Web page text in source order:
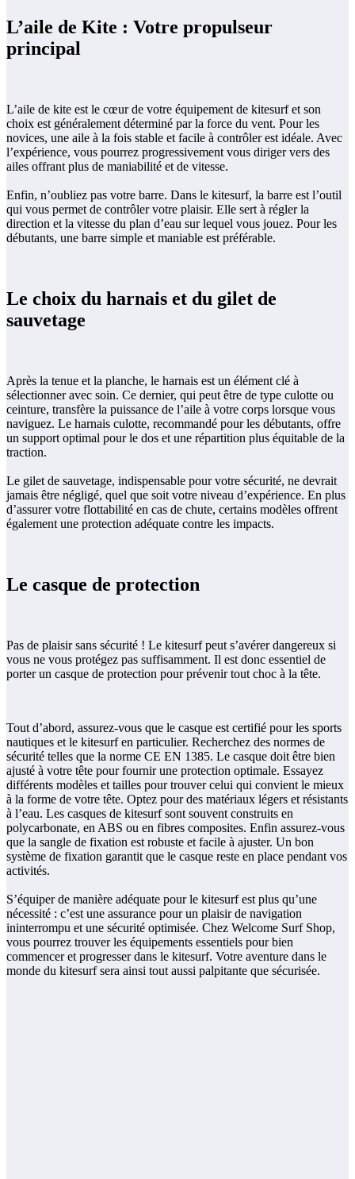
L’aile de Kite : Votre propulseur
principal
L’aile de kite est le cœur de votre équipement de kitesurf et son
choix est généralement déterminé par la force du vent. Pour les
novices, une aile à la fois stable et facile à contrôler est idéale. Avec
l’expérience, vous pourrez progressivement vous diriger vers des
ailes offrant plus de maniabilité et de vitesse.
Enfin, n’oubliez pas votre barre. Dans le kitesurf, la barre est l’outil
qui vous permet de contrôler votre plaisir. Elle sert à régler la
direction et la vitesse du plan d’eau sur lequel vous jouez. Pour les
débutants, une barre simple et maniable est préférable.
Le choix du harnais et du gilet de
sauvetage
Après la tenue et la planche, le harnais est un élément clé à
sélectionner avec soin. Ce dernier, qui peut être de type culotte ou
ceinture, transfère la puissance de l’aile à votre corps lorsque vous
naviguez. Le harnais culotte, recommandé pour les débutants, offre
un support optimal pour le dos et une répartition plus équitable de la
traction.
Le gilet de sauvetage, indispensable pour votre sécurité, ne devrait
jamais être négligé, quel que soit votre niveau d’expérience. En plus
d’assurer votre flottabilité en cas de chute, certains modèles offrent
également une protection adéquate contre les impacts.
Le casque de protection
Pas de plaisir sans sécurité ! Le kitesurf peut s’avérer dangereux si
vous ne vous protégez pas suffisamment. Il est donc essentiel de
porter un casque de protection pour prévenir tout choc à la tête.
Tout d’abord, assurez-vous que le casque est certifié pour les sports
nautiques et le kitesurf en particulier. Recherchez des normes de
sécurité telles que la norme CE EN 1385. Le casque doit être bien
ajusté à votre tête pour fournir une protection optimale. Essayez
différents modèles et tailles pour trouver celui qui convient le mieux
à la forme de votre tête. Optez pour des matériaux légers et résistants
à l’eau. Les casques de kitesurf sont souvent construits en
polycarbonate, en ABS ou en fibres composites. Enfin assurez-vous
que la sangle de fixation est robuste et facile à ajuster. Un bon
système de fixation garantit que le casque reste en place pendant vos
activités.
S’équiper de manière adéquate pour le kitesurf est plus qu’une
nécessité : c’est une assurance pour un plaisir de navigation
ininterrompu et une sécurité optimisée. Chez Welcome Surf Shop,
vous pourrez trouver les équipements essentiels pour bien
commencer et progresser dans le kitesurf. Votre aventure dans le
monde du kitesurf sera ainsi tout aussi palpitante que sécurisée.